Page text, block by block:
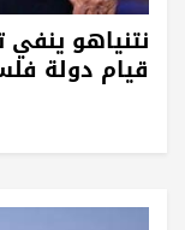
نتنياهو
قيام دولة